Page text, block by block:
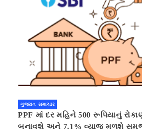
ગુજરાત સમાચાર
PPF માં દર મહિને 500 રૂપિયાનું
બનાવશે અને 7.1% વ્યાજ મળશે